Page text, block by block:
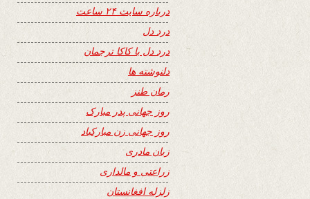
درباره سایت ۲۴ ساعت
درد دل
درد دل با کاکا ترجمان
دلنوشته ها
رمان طنز
روز جهانی پدر مبارک
روز جهانی زن مبارکباد
زبان مادری
زراعتی و مالداری
زلزله افغانستان